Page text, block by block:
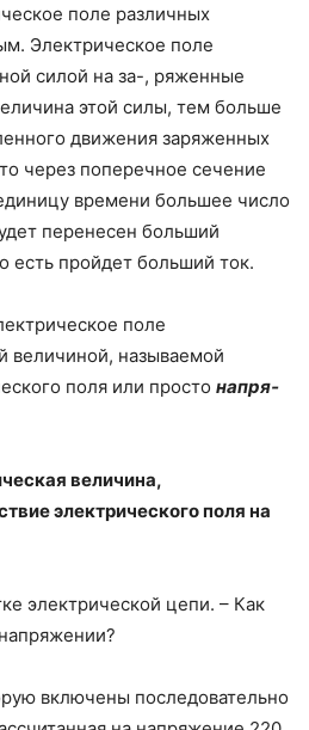
поле различных
Электрическое поле
силой на за-, ряженные
этой силы, тем больше
движения заряженных
через поперечное сечение
времени большее число
перенесен больший
есть пройдет больший ток.
поле
вели­чиной, называемой
поля или просто напря­
величина,
электрического поля на
электрической цепи. – Как
включены последовательно